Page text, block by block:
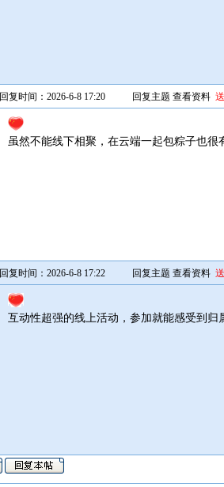
回复时间：2026-6-8 17:20 回复主题 查看资料
虽然不能线下相聚，在云端一起包粽子也很
回复时间：2026-6-8 17:22 回复主题 查看资料
互动性超强的线上活动，参加就能感受到归